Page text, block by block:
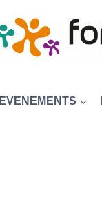
EVENEMENTS